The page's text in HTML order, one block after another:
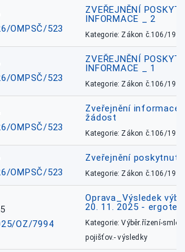
OMPSČ/523
ZVEŘEJNĚNÍ
INFORMACE _ 2
Kategorie: Zákon č.106/1999
OMPSČ/523
ZVEŘEJNĚNÍ
INFORMACE _ 1
Kategorie: Zákon č.106/1999
OMPSČ/523
Zveřejnění informace
žádost
Kategorie: Zákon č.106/1999
OMPSČ/523
Zveřejnění
Kategorie: Zákon č.106/1999
OZ/7994
Oprava_Výsledek
20. 11. 2025 -
Kategorie: Výběr.řízení-
pojišťov.- výsledky